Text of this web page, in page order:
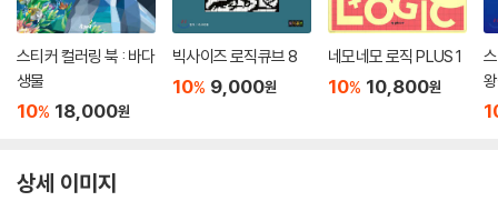
스티커 컬러링 북 : 바다
생물
10% 18,000원
빅사이즈 로직큐브 8
10% 9,000원
네모네모 로직 PLUS 1
10% 10,800원
상세 이미지